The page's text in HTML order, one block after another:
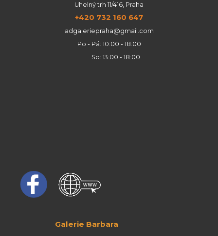
Uhelný trh 11/416, Praha
+420 732 160 647
adgaleriepraha@gmail.com
Po - Pá: 10:00 - 18:00
So: 13:00 - 18:00
Galerie Barbara